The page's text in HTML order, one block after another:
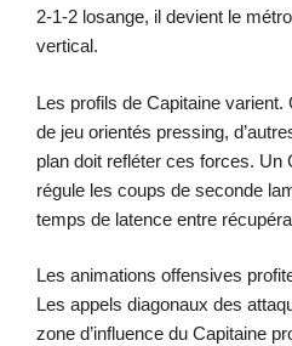
2-1-2 losange, il devient le
vertical.
Les profils de Capitaine
de jeu orientés pressing,
plan doit refléter ces forces. Un
régule les coups de seconde
temps de latence entre
Les animations offensives
Les appels diagonaux des
zone d’influence du Capitaine